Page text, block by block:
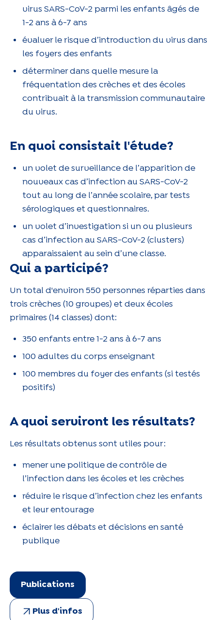
virus SARS-CoV-2 parmi les enfants âgés de
1-2 ans à 6-7 ans
évaluer le risque d’introduction du virus dans
les foyers des enfants
déterminer dans quelle mesure la
fréquentation des crèches et des écoles
contribuait à la transmission communautaire
du virus.
En quoi consistait l'étude?
un volet de surveillance de l’apparition de
nouveaux cas d’infection au SARS-CoV-2
tout au long de l’année scolaire, par tests
sérologiques et questionnaires.
un volet d’investigation si un ou plusieurs
cas d’infection au SARS-CoV-2 (clusters)
apparaissaient au sein d’une classe.
Qui a participé?
Un total d'environ 550 personnes réparties dans
trois crèches (10 groupes) et deux écoles
primaires (14 classes) dont:
350 enfants entre 1-2 ans à 6-7 ans
100 adultes du corps enseignant
100 membres du foyer des enfants (si testés
positifs)
A quoi serviront les résultats?
Les résultats obtenus sont utiles pour :
mener une politique de contrôle de
l’infection dans les écoles et les crèches
réduire le risque d’infection chez les enfants
et leur entourage
éclairer les débats et décisions en santé
publique
Publications
Plus d'infos